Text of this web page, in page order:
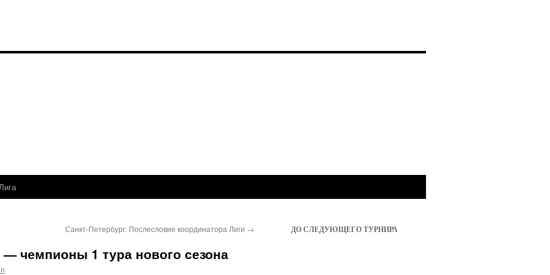
Санкт-Петербург. Послесловие координатора Лиги →
чемпионы 1 тура нового сезона
ДО СЛЕДУЮЩЕГО ТУРНИРА